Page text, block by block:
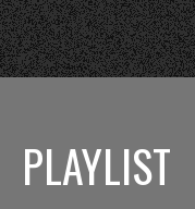
PLAYLIST